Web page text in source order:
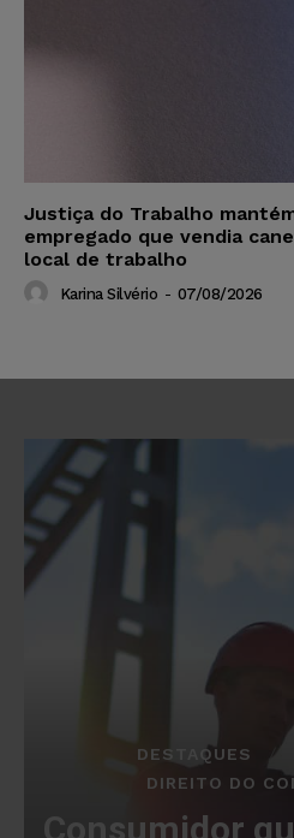
Justiça do Trabalho
empregado que vendia
local de trabalho
Karina Silvério - 07/08/2026